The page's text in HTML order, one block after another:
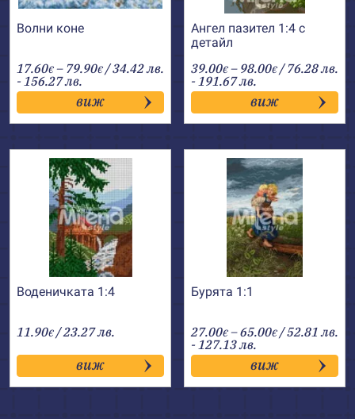
Волни коне
17.60€ – 79.90€Price
range:
17.60€
through
79.90€
/ 34.42 лв.
- 156.27 лв.
виж
Ангел пазител 1:4 с
детайл
39.00€ – 98.00€Price
range:
39.00€
through
98.00€
/ 76.28 лв.
- 191.67 лв.
виж
Воденичката 1:4
11.90€ / 23.27 лв.
виж
Бурята 1:1
27.00€ –65.00€Price
range:
27.00€
through
65.00€
/ 52.81 лв.
- 127.13 лв.
виж